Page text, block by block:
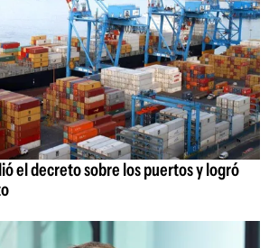
el decreto sobre los puertos y logró